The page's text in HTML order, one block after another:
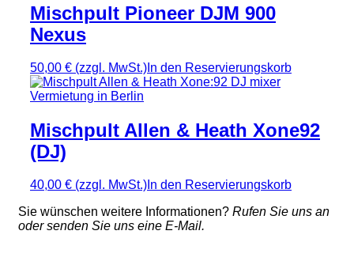
Mischpult Pioneer DJM 900
Nexus
50,00 € (zzgl. MwSt.) In den Reservierungskorb
Mischpult Allen & Heath Xone92
(DJ)
40,00 € (zzgl. MwSt.) In den Reservierungskorb
Sie wünschen weitere Informationen? Rufen Sie uns an
oder senden Sie uns eine E-Mail.